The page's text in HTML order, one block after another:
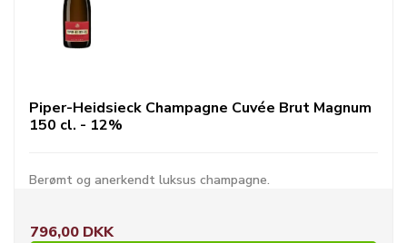
Piper-Heidsieck Champagne Cuvée Brut Magnum
150 cl. - 12%
Berømt og anerkendt luksus champagne.
796,00 DKK